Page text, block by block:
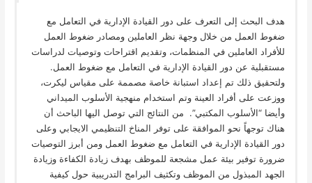
هدف البحث إلى التعرف على دور القيادة الإدارية في التعامل مع
ضغوط العمل من خلال وجهة نظر العاملين ومصادر ضغوط العمل
للأفراد العاملين في المنظمات، وتقديم اقتراحات وتوصيات لدراسات
مستقبلية عن دور القيادة الإدارية في التعامل مع ضغوط العمل.
ولتحقيق ذلك تم إعداد استبانة خاصة مصممة على مقياس ليكرت،
ووزعت على أفراد العينة وتم استخدام منهجية الأسلوب الميداني
وأيضا “الأسلوب المكتبي”. من النتائج التي توصل اليها الباحث أن
هناك توجهاً نحو الموافقة على توفر المناخ التنظيمي الايجابي وعلى
دور القيادة الإدارية في التعامل مع ضغوط العمل ومن أبرز التوصيات
ضرورة توفير بيئة عمل مشجعة للموظف بهدف زيادة الكفاءة وزيادة
الجهد المبذول من الموظف وتكثيف البرامج التدريبية حول كيفية